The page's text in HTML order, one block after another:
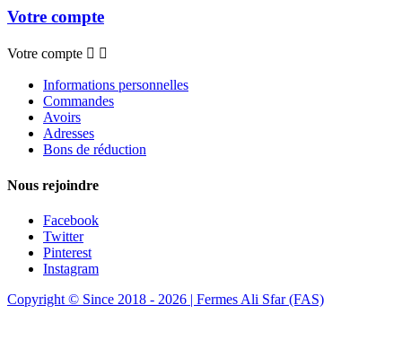
Votre compte
Votre compte  
Informations personnelles
Commandes
Avoirs
Adresses
Bons de réduction
Nous rejoindre
Facebook
Twitter
Pinterest
Instagram
Copyright © Since 2018 - 2026 | Fermes Ali Sfar (FAS)